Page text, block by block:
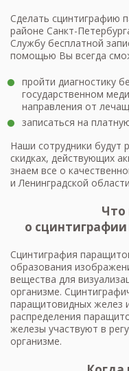
Сделать сцинтиграфию
районе Санкт-
Службу бесплатной
помощью Вы всегда
пройти диагностику
государственном
направления от
записаться на
Наши сотрудники будут
скидках, действующих
знаем все о
и Ленинградской
Что
о
Сцинтиграфия
образования
вещества для
организме.
паращитовидных желез
распределения
железы участвуют в
организме.